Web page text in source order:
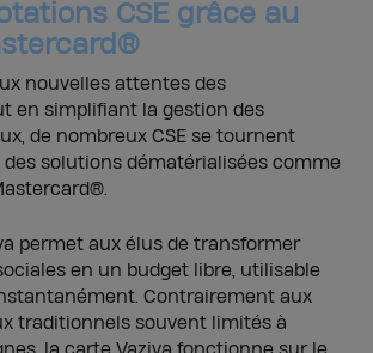
CSE grâce au
nouvelles attentes des
en simplifiant la gestion des
de nombreux CSE se tournent
des solutions dématérialisées comme
permet aux élus de transformer
en un budget libre, utilisable
Contrairement aux
traditionnels souvent limités à